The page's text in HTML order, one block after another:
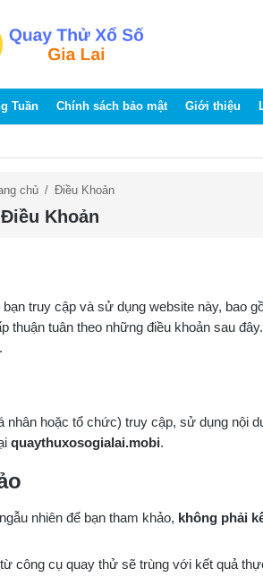
Tuần Chính sách bảo mật Giới thiệu
chủ / Điều Khoản
Điều Khoản
bạn truy cập và sử dụng website này, bao
thuận tuân theo những điều khoản sau
hoặc tổ chức) truy cập, sử dụng nội
quaythuxosogialai.mobi.
nhiên để bạn tham khảo, không phải
công cụ quay thử sẽ trùng với kết quả